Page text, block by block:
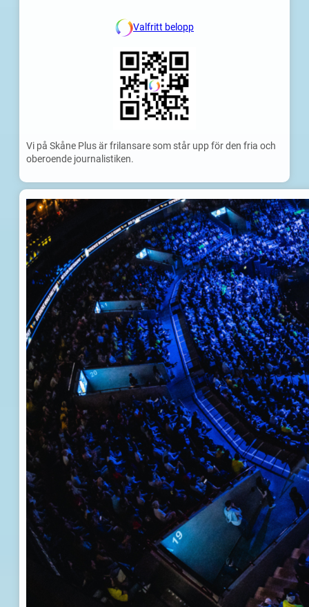
Valfritt belopp
Vi på Skåne Plus är frilansare som står upp för den fria och
oberoende journalistiken.